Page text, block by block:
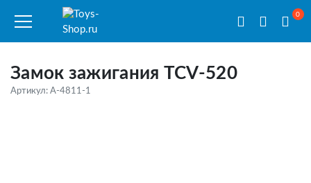
0
Замок зажигания TCV-520
Артикул: A-4811-1